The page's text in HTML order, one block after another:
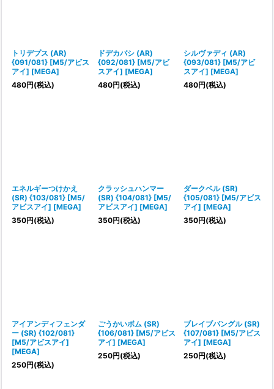
トリデプス (AR)
{091/081} [M5/アビス
アイ] [MEGA]
480円(税込)
ドデカバシ (AR)
{092/081} [M5/アビ
スアイ] [MEGA]
480円(税込)
シルヴァディ (AR)
{093/081} [M5/アビ
スアイ] [MEGA]
480円(税込)
エネルギーつけかえ
(SR) {103/081} [M5/
アビスアイ] [MEGA]
350円(税込)
クラッシュハンマー
(SR) {104/081} [M5/
アビスアイ] [MEGA]
350円(税込)
ダークベル (SR)
{105/081} [M5/アビス
アイ] [MEGA]
350円(税込)
アイアンディフェンダ
ー (SR) {102/081}
[M5/アビスアイ]
[MEGA]
250円(税込)
ごうかいボム (SR)
{106/081} [M5/アビス
アイ] [MEGA]
250円(税込)
ブレイブバングル (SR)
{107/081} [M5/アビス
アイ] [MEGA]
250円(税込)